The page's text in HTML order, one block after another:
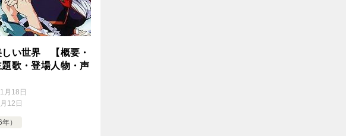
しい世界 【概要・
歌・登場人物・声
月18日
12日
）